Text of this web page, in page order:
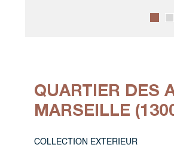
QUARTIER DES
MARSEILLE
COLLECTION EXTERIEUR